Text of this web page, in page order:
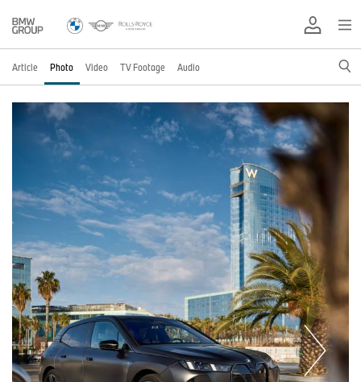
Article Photo Video TV Footage Audio